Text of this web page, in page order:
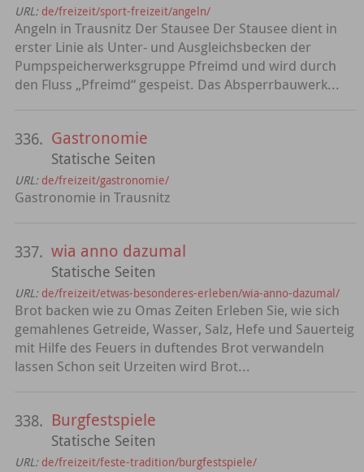
URL: de/freizeit/sport-freizeit/angeln/
Angeln in Trausnitz Der Stausee Der Stausee dient in
erster Linie als Unter- und Ausgleichsbecken der
Pumpspeicherwerksgruppe Pfreimd und wird durch
den Fluss „Pfreimd“ gespeist. Das Absperrbauwerk...
336. Gastronomie
Statische Seiten
URL: de/freizeit/gastronomie/
Gastronomie in Trausnitz
337. wia anno dazumal
Statische Seiten
URL: de/freizeit/etwas-besonderes-erleben/wia-anno-dazumal/
Brot backen wie zu Omas Zeiten Erleben Sie, wie sich
gemahlenes Getreide, Wasser, Salz, Hefe und Sauerteig
mit Hilfe des Feuers in duftendes Brot verwandeln
lassen Schon seit Urzeiten wird Brot...
338. Burgfestspiele
Statische Seiten
URL: de/freizeit/feste-tradition/burgfestspiele/